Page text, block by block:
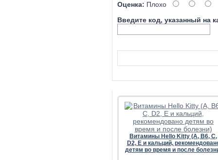
Оценка: Плохо
Введите код, указанный на
Витамины Hello Kitty (А, В6, С,
D2, Е и кальций,
детям во время и после